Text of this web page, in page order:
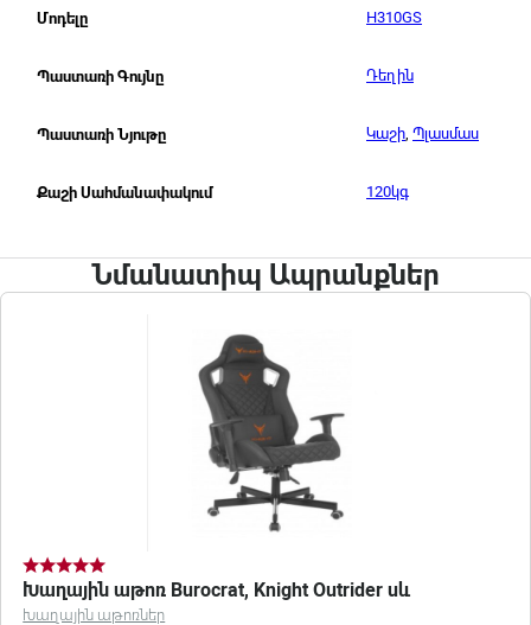
Մոդելը H310GS
Պաստառի Գույնը Դեղին
Պաստառի Նյութը Կաշի Պլասմաս
Քաշի Սահմանափակում 120կգ
Նմանատիպ Ապրանքներ
Խաղային աթոռ Burocrat, Knight Outrider սև
Խաղային աթոռներ